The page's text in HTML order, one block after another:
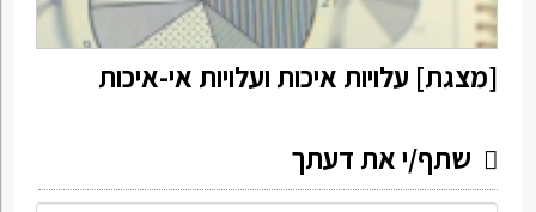
[מצגת] עלויות איכות ועלויות אי-איכות
שתף/י את דעתך